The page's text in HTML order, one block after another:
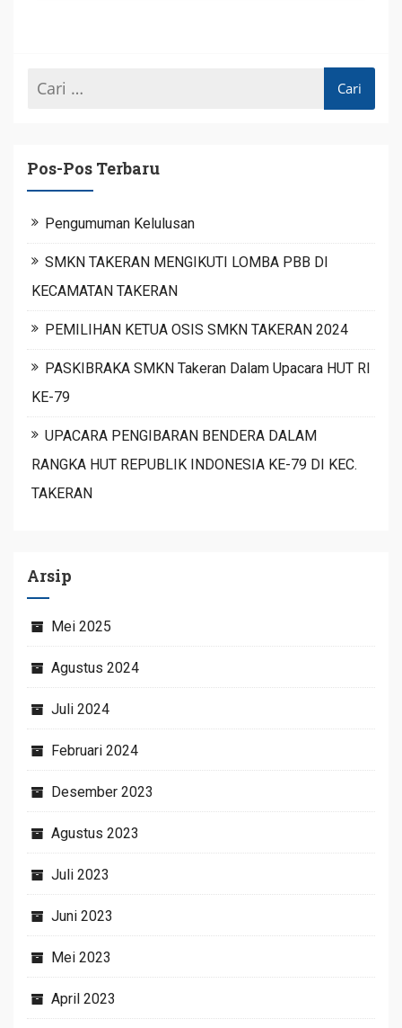
Pos-Pos Terbaru
Pengumuman Kelulusan
SMKN TAKERAN MENGIKUTI LOMBA PBB DI
KECAMATAN TAKERAN
PEMILIHAN KETUA OSIS SMKN TAKERAN 2024
PASKIBRAKA SMKN Takeran Dalam Upacara HUT RI
KE-79
UPACARA PENGIBARAN BENDERA DALAM
RANGKA HUT REPUBLIK INDONESIA KE-79 DI KEC.
TAKERAN
Arsip
Mei 2025
Agustus 2024
Juli 2024
Februari 2024
Desember 2023
Agustus 2023
Juli 2023
Juni 2023
Mei 2023
April 2023